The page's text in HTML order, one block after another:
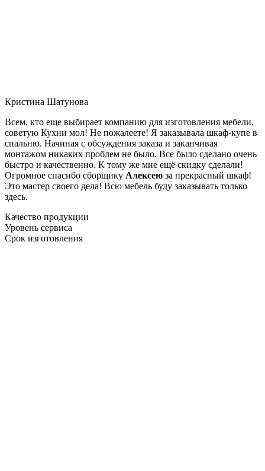
Кристина Шатунова
Всем, кто еще выбирает компанию для изготовления мебели,
советую Кухни мол! Не пожалеете! Я заказывала шкаф-купе в
спальню. Начиная с обсуждения заказа и заканчивая
монтажом никаких проблем не было. Все было сделано очень
быстро и качественно. К тому же мне ещё скидку сделали!
Огромное спасибо сборщику Алексею за прекрасный шкаф!
Это мастер своего дела! Всю мебель буду заказывать только
здесь.
Качество продукции
Уровень сервиса
Срок изготовления